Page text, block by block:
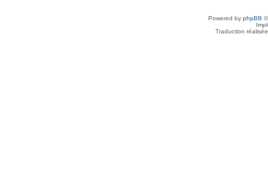
Powered by phpBB
Traduction